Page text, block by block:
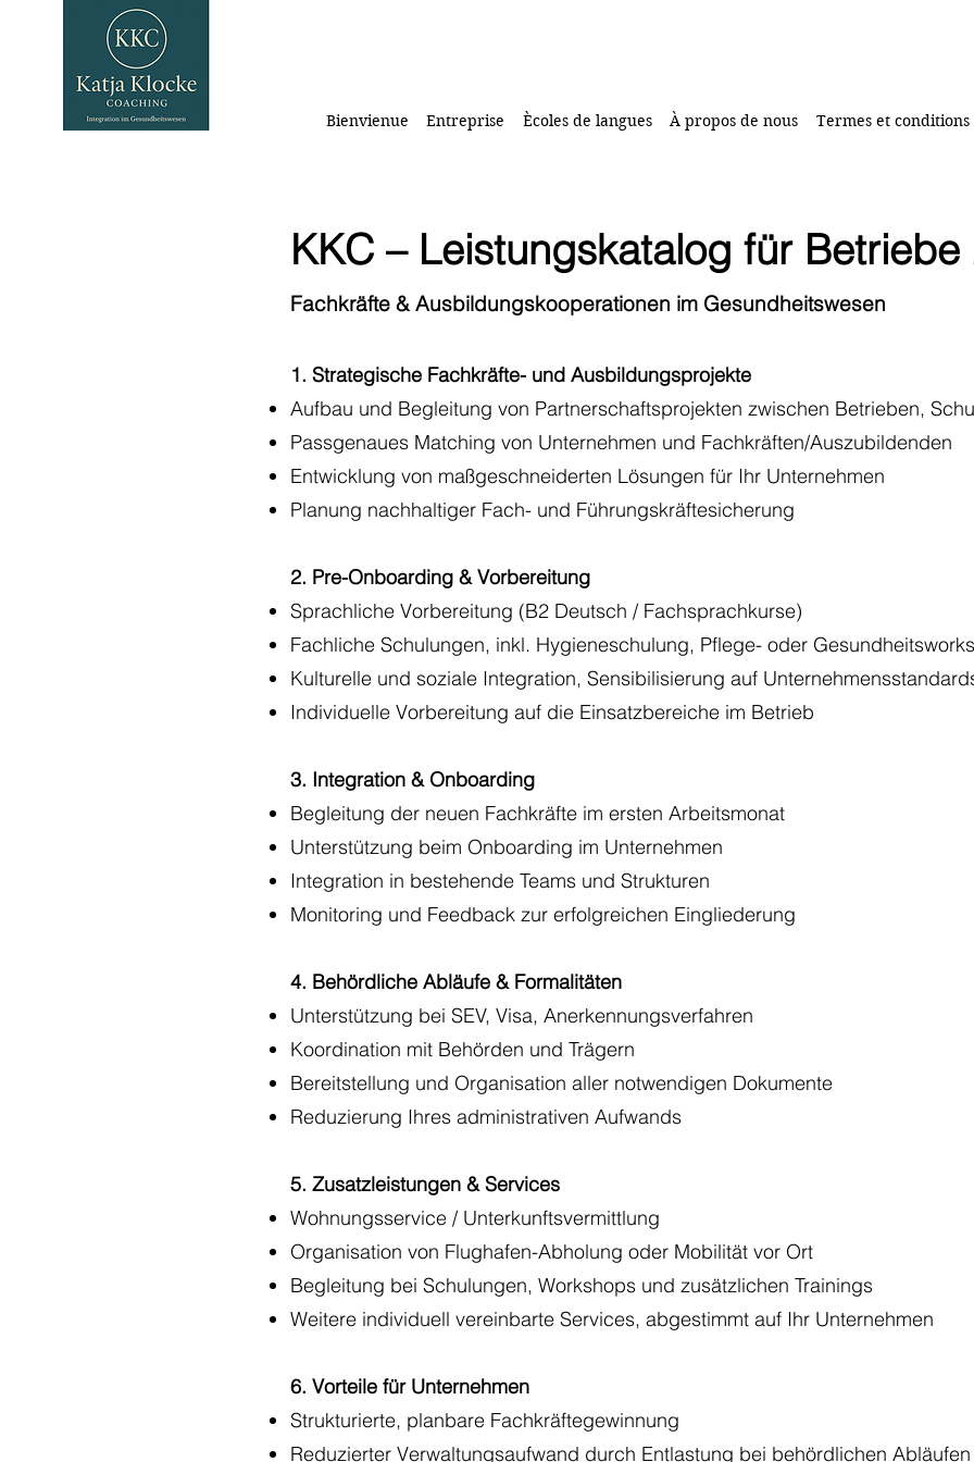
Bienvienue Entreprise Ècoles de langues À propos de nous Termes et conditions
KKC – Leistungskatalog für Betriebe
Fachkräfte & Ausbildungskooperationen im Gesundheitswesen
1. Strategische Fachkräfte- und Ausbildungsprojekte
Aufbau und Begleitung von Partnerschaftsprojekten zwischen Betrieben,
Passgenaues Matching von Unternehmen und Fachkräften/Auszubildenden
Entwicklung von maßgeschneiderten Lösungen für Ihr Unternehmen
Planung nachhaltiger Fach- und Führungskräftesicherung
2. Pre-Onboarding & Vorbereitung
Sprachliche Vorbereitung (B2 Deutsch / Fachsprachkurse)
Fachliche Schulungen, inkl. Hygieneschulung, Pflege- oder
Kulturelle und soziale Integration, Sensibilisierung auf
Individuelle Vorbereitung auf die Einsatzbereiche im Betrieb
3. Integration & Onboarding
Begleitung der neuen Fachkräfte im ersten Arbeitsmonat
Unterstützung beim Onboarding im Unternehmen
Integration in bestehende Teams und Strukturen
Monitoring und Feedback zur erfolgreichen Eingliederung
4. Behördliche Abläufe & Formalitäten
Unterstützung bei SEV, Visa, Anerkennungsverfahren
Koordination mit Behörden und Trägern
Bereitstellung und Organisation aller notwendigen Dokumente
Reduzierung Ihres administrativen Aufwands
5. Zusatzleistungen & Services
Wohnungsservice / Unterkunftsvermittlung
Organisation von Flughafen-Abholung oder Mobilität vor Ort
Begleitung bei Schulungen, Workshops und zusätzlichen Trainings
Weitere individuell vereinbarte Services, abgestimmt auf Ihr Unternehmen
6. Vorteile für Unternehmen
Strukturierte, planbare Fachkräftegewinnung
Reduzierter Verwaltungsaufwand durch Entlastung bei behördlichen Abläufen